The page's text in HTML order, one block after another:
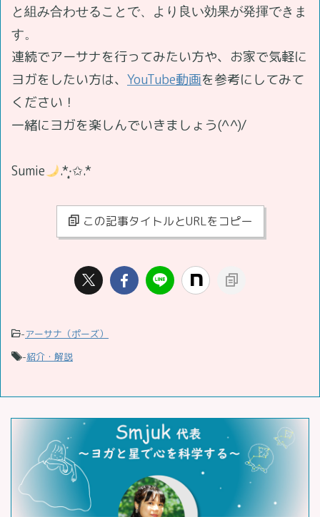
と組み合わせることで、より良い効果が発揮できま
す。
連続でアーサナを行ってみたい方や、お家で気軽に
ヨガをしたい方は、 YouTube動画を参考にしてみて
ください！
一緒にヨガを楽しんでいきましょう(^^)/
Sumie .*·̩͙✩.*
この記事タイトルとURLをコピー
-アーサナ（ポーズ）
-紹介・解説